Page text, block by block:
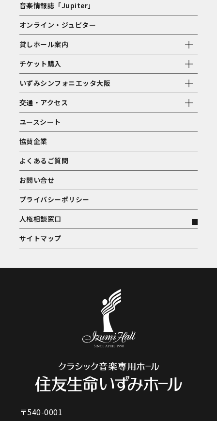
音楽情報誌「Jupiter」
オンライン・ジュピター
貸しホール案内
チケット購入
いずみシンフォニエッタ大阪
交通・アクセス
ユースシート
協賛企業
よくあるご質問
お問い合せ
プライバシーポリシー
人権相談窓口
サイトマップ
〒540-0001